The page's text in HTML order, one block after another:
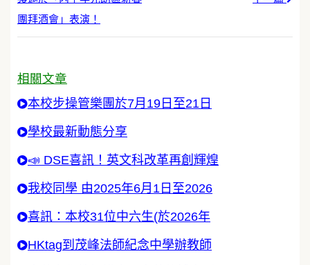
團拜酒會」表演！
相關文章
本校步操管樂團於7月19日至21日
學校最新動態分享
📣 DSE喜訊！英文科改革再創輝煌
我校同學 由2025年6月1日至2026
喜訊：本校31位中六生(於2026年
HKtag到茂峰法師紀念中學辦教師